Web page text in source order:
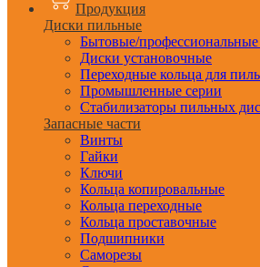
Продукция
Диски пильные
Бытовые/профессиональные
Диски установочные
Переходные кольца для
Промышленные серии
Стабилизаторы пильных
Запасные части
Винты
Гайки
Ключи
Кольца копировальные
Кольца переходные
Кольца проставочные
Подшипники
Саморезы